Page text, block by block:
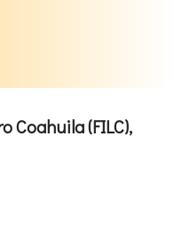
Coahuila (FILC),